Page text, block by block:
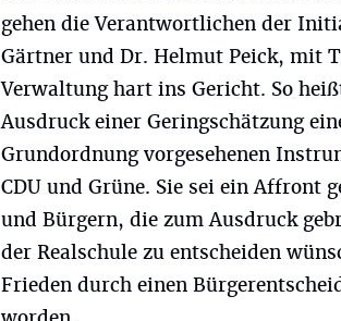
gehen die Verantwortlichen der
Gärtner und Dr. Helmut Peick, mit
Verwaltung hart ins Gericht. So
Ausdruck einer Geringschätzung
Grundordnung vorgesehenen
CDU und Grüne. Sie sei ein Affront
und Bürgern, die zum Ausdruck
der Realschule zu entscheiden
Frieden durch einen